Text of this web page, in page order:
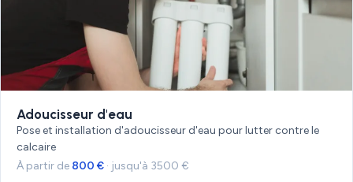
Adoucisseur d'eau
Pose et installation d'adoucisseur d'eau pour lutter contre le
calcaire
À partir de 800 € · jusqu'à 3500 €